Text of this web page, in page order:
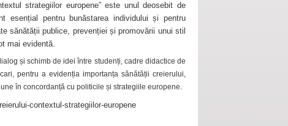
strategiilor europene” este unul deosebit de
esențial pentru bunăstarea individului și pentru
sănătății publice, prevenției și promovării unui stil
mai evidentă.
și schimb de idei între studenți, cadre didactice de
pentru a evidenția importanța sănătății creierului,
în concordanță cu politicile și strategiile europene.
contextul-strategiilor-europene